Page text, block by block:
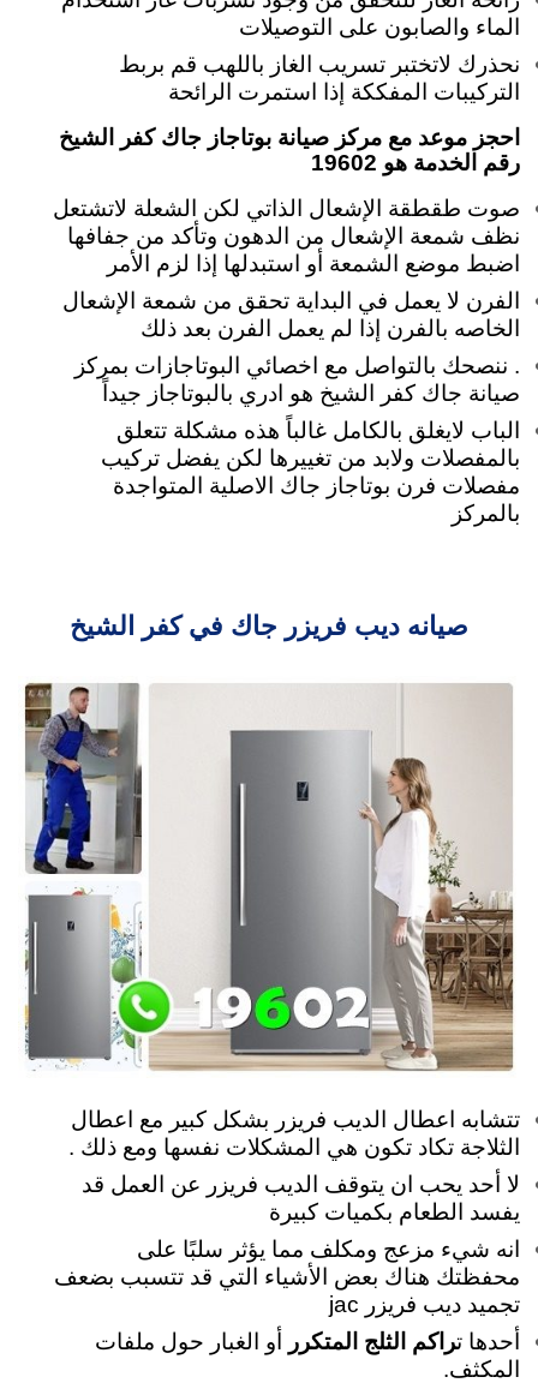
الماء والصابون على التوصيلات
نحذرك لاتختبر تسريب الغاز باللهب قم بربط
التركيبات المفككة إذا استمرت الرائحة
احجز موعد مع مركز صيانة بوتاجاز جاك كفر الشيخ
رقم الخدمة هو 19602
صوت طقطقة الإشعال الذاتي لكن الشعلة لاتشتعل
نظف شمعة الإشعال من الدهون وتأكد من جفافها
اضبط موضع الشمعة أو استبدلها إذا لزم الأمر
الفرن لا يعمل في البداية تحقق من شمعة الإشعال
الخاصه بالفرن إذا لم يعمل الفرن بعد ذلك
. ننصحك بالتواصل مع اخصائي البوتاجازات بمركز
صيانة جاك كفر الشيخ هو ادري بالبوتاجاز جيداً
الباب لايغلق بالكامل غالباً هذه مشكلة تتعلق
بالمفصلات ولابد من تغييرها لكن يفضل تركيب
مفصلات فرن بوتاجاز جاك الاصلية المتواجدة
بالمركز
صيانه ديب فريزر جاك في كفر الشيخ
تتشابه اعطال الديب فريزر بشكل كبير مع اعطال
الثلاجة تكاد تكون هي المشكلات نفسها ومع ذلك .
لا أحد يحب ان يتوقف الديب فريزر عن العمل قد
يفسد الطعام بكميات كبيرة
انه شيء مزعج ومكلف مما يؤثر سلبًا على
محفظتك هناك بعض الأشياء التي قد تتسبب بضعف
تجميد ديب فريزر jac
أحدها تراكم الثلج المتكرر أو الغبار حول ملفات
المكثف.